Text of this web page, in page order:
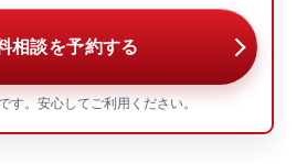
相談を予約する
す。安心してご利用ください。